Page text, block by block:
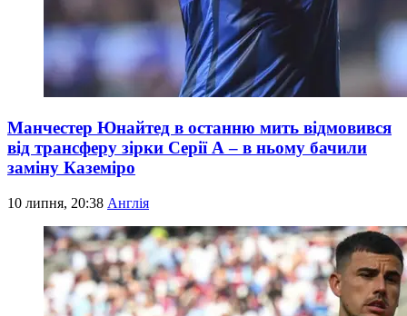
Манчестер Юнайтед в останню мить відмовився
від трансферу зірки Серії А – в ньому бачили
заміну Каземіро
10 липня, 20:38 Англія